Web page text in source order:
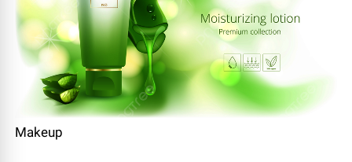
Makeup